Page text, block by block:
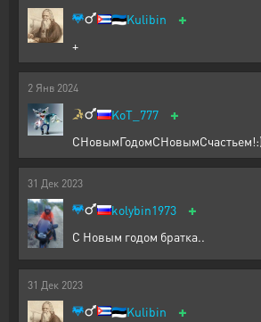
🇪🇪Kulibin +
+
2 Янв 2024
KoT_777 +
31 Дек 2023
kolybin1973 +
С Новым годом братка..
31 Дек 2023
🇪🇪Kulibin +